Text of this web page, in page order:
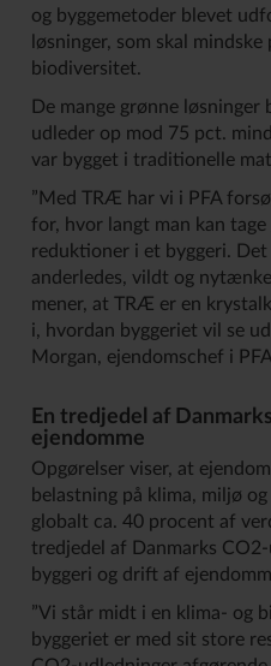
og byggemetoder blevet
løsninger, som skal
biodiversitet.
De mange grønne
udleder op mod 75 pct.
var bygget i traditionelle
”Med TRÆ har vi i PFA
for, hvor langt man kan
reduktioner i et byggeri.
anderledes, vildt og
mener, at TRÆ er en
i, hvordan byggeriet vil se
Morgan, ejendomschef i
En tredjedel af
ejendomme
Opgørelser viser, at
belastning på klima, miljø
globalt ca. 40 procent af
tredjedel af Danmarks
byggeri og drift af
”Vi står midt i en klima- og
byggeriet er med sit store